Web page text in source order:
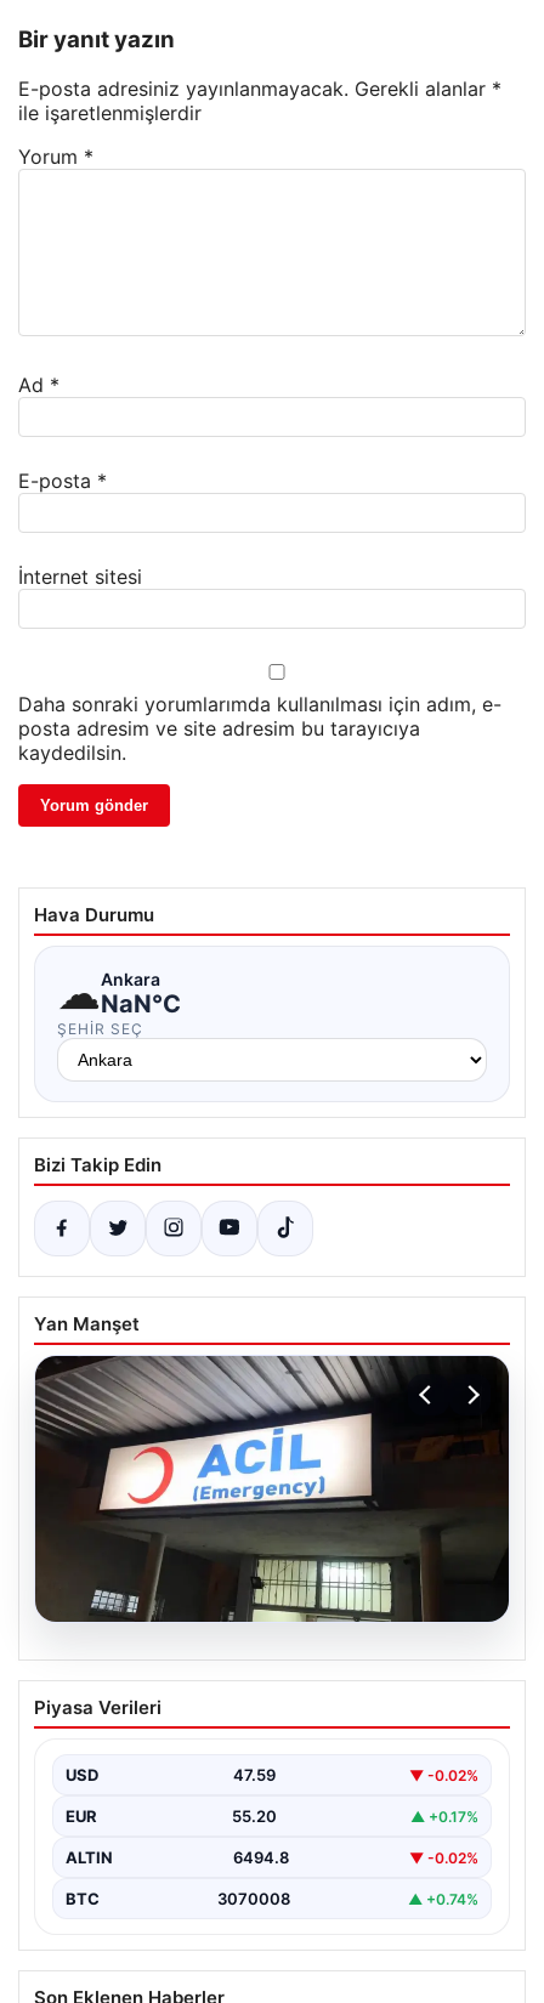
Bir yanıt yazın
E-posta adresiniz yayınlanmayacak. Gerekli alanlar *
ile işaretlenmişlerdir
Yorum *
Ad *
E-posta *
İnternet sitesi
Daha sonraki yorumlarımda kullanılması için adım, e-
posta adresim ve site adresim bu tarayıcıya
kaydedilsin.
Hava Durumu
☁Ankara
NaN°C
ŞEHIR SEÇ
Bizi Takip Edin
Yan Manşet
05.08.2026
Dereye düştü: 3 yaşındaki Eslem,
hayatını kaybetti
Piyasa Verileri
USD 47.59 ▼ -0.02%
EUR 55.20 ▲ +0.17%
ALTIN 6494.8 ▼ -0.02%
BTC 3070008 ▲ +0.74%
Son Eklenen Haberler